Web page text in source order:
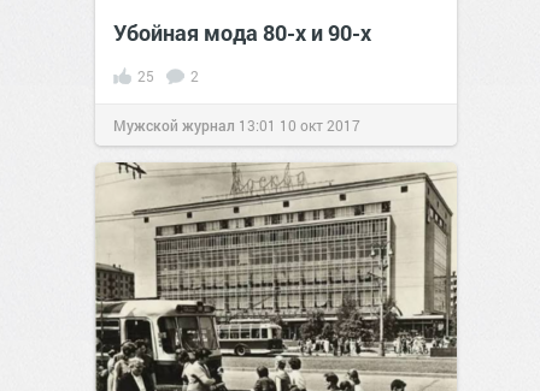
Убойная мода 80-х и 90-х
25 2
Мужской журнал 13:01 10 окт 2017